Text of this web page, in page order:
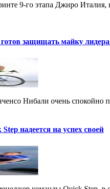
9-го этапа Джиро
защищать майку
Нибали очень спокойно
надеется на успех своей